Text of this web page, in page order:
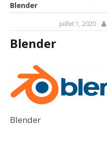
Blender
juillet 1, 2020
Blender
Blender